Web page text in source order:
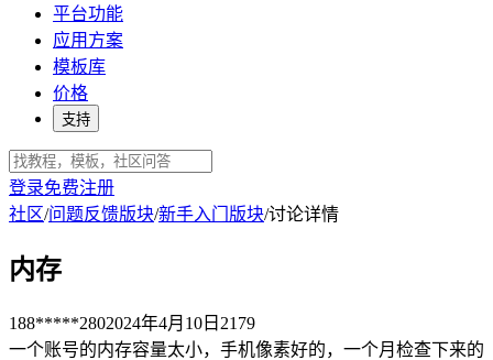
平台功能
应用方案
模板库
价格
支持
登录免费注册
社区/问题反馈版块/新手入门版块/讨论详情
内存
188*****2802024年4月10日 2179
一个账号的内存容量太小，手机像素好的，一个月检查下来的